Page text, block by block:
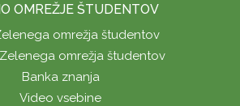
OMREŽJE ŠTUDENTOV
omrežja študentov
omrežja študentov
Banka znanja
Video vsebine